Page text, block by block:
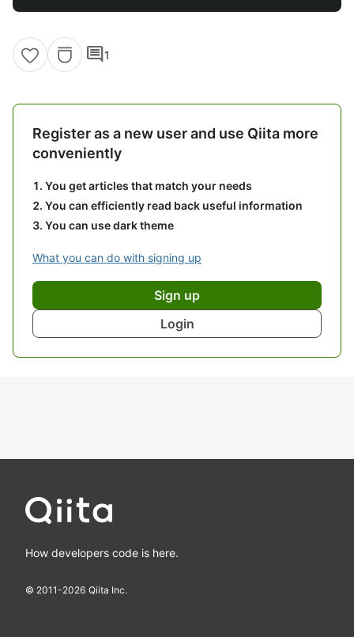
comment1
Register as a new user and use Qiita more
conveniently
You get articles that match your needs
You can efficiently read back useful information
You can use dark theme
What you can do with signing up
Sign up
Login
How developers code is here.
© 2011-2026 Qiita Inc.